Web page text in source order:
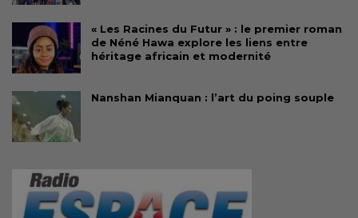
« Les Racines du Futur » : le premier roman
de Néné Hawa explore les liens entre
héritage africain et modernité
Nanshan Mianquan : l’art du poing souple